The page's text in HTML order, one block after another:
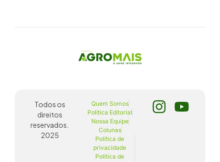
Todos os
direitos
reservados.
2025
Quem Somos
Política Editorial
Nossa Equipe
Colunas
Política de
privacidade
Política de